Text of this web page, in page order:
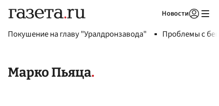
Новости
Покушение на главу "Уралдронзавода" Проблемы с
Марко Пьяца